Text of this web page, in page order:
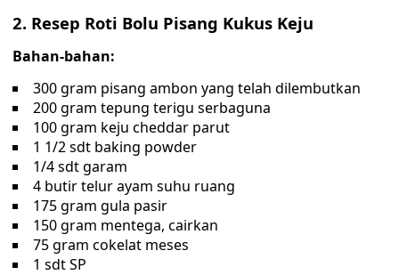
2. Resep Roti Bolu Pisang Kukus Keju
Bahan-bahan:
300 gram pisang ambon yang telah dilembutkan
200 gram tepung terigu serbaguna
100 gram keju cheddar parut
1 1/2 sdt baking powder
1/4 sdt garam
4 butir telur ayam suhu ruang
175 gram gula pasir
150 gram mentega, cairkan
75 gram cokelat meses
1 sdt SP